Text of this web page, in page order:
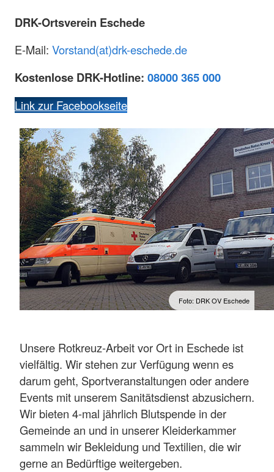
DRK-Ortsverein Eschede
E-Mail: Vorstand(at)drk-eschede.de
Kostenlose DRK-Hotline: 08000 365 000
Link zur Facebookseite
Foto: DRK OV Eschede
Unsere Rotkreuz-Arbeit vor Ort in Eschede ist
vielfältig. Wir stehen zur Verfügung wenn es
darum geht, Sportveranstaltungen oder andere
Events mit unserem Sanitätsdienst abzusichern.
Wir bieten 4-mal jährlich Blutspende in der
Gemeinde an und in unserer Kleiderkammer
sammeln wir Bekleidung und Textilien, die wir
gerne an Bedürftige weitergeben.